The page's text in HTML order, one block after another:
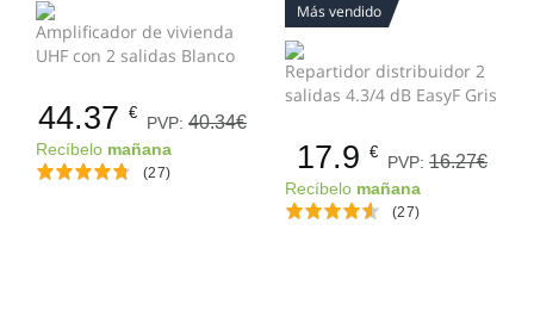
Amplificador de vivienda
UHF con 2 salidas Blanco
44.37 €
PVP: 40.34€
Recíbelo mañana
(27)
Más vendido
Repartidor distribuidor 2
salidas 4.3/4 dB EasyF Gris
17.9 €
PVP: 16.27€
Recíbelo mañana
(27)